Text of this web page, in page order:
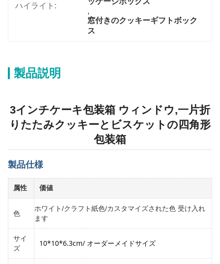
ハイライト:
,
窓付きのクッキーギフトボック
ス
製品説明
3インチケーキ包装箱 ウィンドウ,一片折
りたたみクッキーとビスケットの四角形
包装箱
製品仕様
属性 価値
色
ホワイト/クラフト紙色/カスタマイズされた色 受け入れ
ます
サイ
ズ
10*10*6.3cm/ オーダーメイドサイズ